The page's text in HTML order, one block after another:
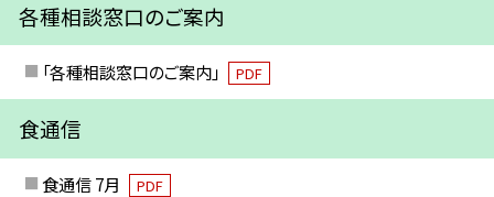
各種相談窓口のご案内
「各種相談窓口のご案内」 PDF
食通信
食通信 7月 PDF